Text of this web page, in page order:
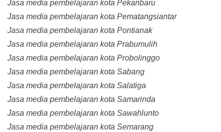
Jasa media pembelajaran kota Pekanbaru
Jasa media pembelajaran kota Pematangsiantar
Jasa media pembelajaran kota Pontianak
Jasa media pembelajaran kota Prabumulih
Jasa media pembelajaran kota Probolinggo
Jasa media pembelajaran kota Sabang
Jasa media pembelajaran kota Salatiga
Jasa media pembelajaran kota Samarinda
Jasa media pembelajaran kota Sawahlunto
Jasa media pembelajaran kota Semarang